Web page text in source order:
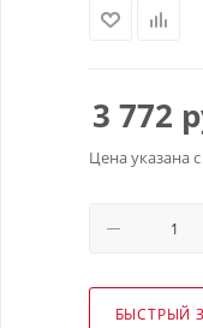
3 772
Цена указана
БЫСТРЫЙ